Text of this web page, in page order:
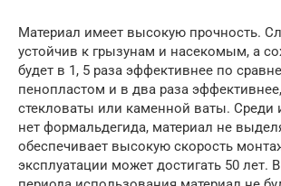
Материал имеет высокую прочность.
устойчив к грызунам и насекомым, а
будет в 1, 5 раза эффективнее по
пенопластом и в два раза
стекловаты или каменной ваты. Среди
нет формальдегида, материал не
обеспечивает высокую скорость
эксплуатации может достигать 50 лет.